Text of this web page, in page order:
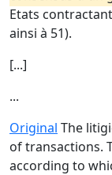
Etats
ainsi à 51).
[...]
...
Original The
of transactions.
according to